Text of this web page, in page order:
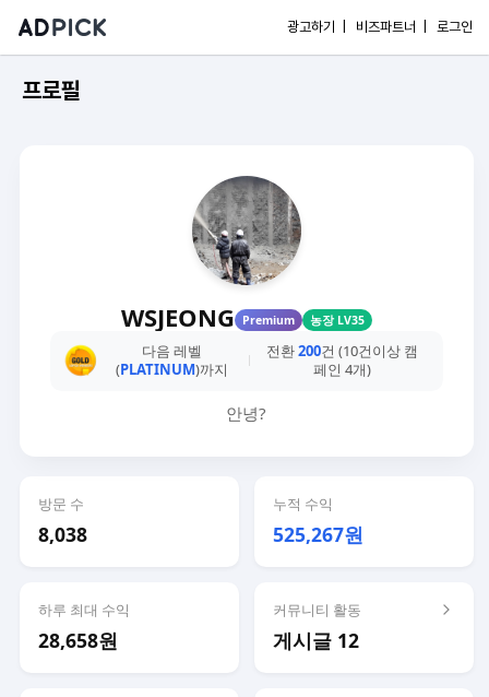
광고하기 | 비즈파트너 | 로그인
프로필
WSJEONG Premium 농장 LV35
다음 레벨
(PLATINUM)까지
전환200건 (10건이상 캠
페인 4개)
안녕?
방문 수
8,038
누적 수익
525,267원
하루 최대 수익
28,658원
커뮤니티 활동
게시글 12